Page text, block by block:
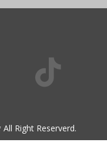
Right Reserverd.